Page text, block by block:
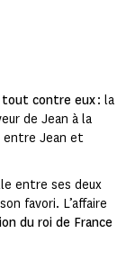
contre eux: la
de Jean à la
entre Jean et
entre ses deux
favori. L’affaire
du roi de France